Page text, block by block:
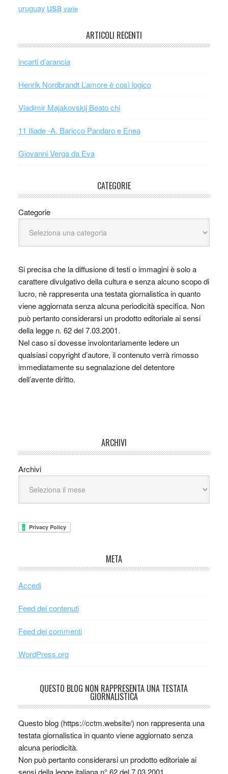
uruguay usa varie
ARTICOLI RECENTI
incarti d’arancia
Henrik Nordbrandt L’amore è così logico
Vladimir Majakovskij Beato chi
11 Iliade -A. Baricco Pandaro e Enea
Giovanni Verga da Eva
CATEGORIE
Categorie
Si precisa che la diffusione di testi o immagini è solo a
carattere divulgativo della cultura e senza alcuno scopo di
lucro, nè rappresenta una testata giornalistica in quanto
viene aggiornata senza alcuna periodicità specifica. Non
può pertanto considerarsi un prodotto editoriale ai sensi
della legge n. 62 del 7.03.2001.
Nel caso si dovesse involontariamente ledere un
qualsiasi copyright d’autore, il contenuto verrà rimosso
immediatamente su segnalazione del detentore
dell’avente diritto.
ARCHIVI
Archivi
META
Accedi
Feed dei contenuti
Feed dei commenti
WordPress.org
QUESTO BLOG NON RAPPRESENTA UNA TESTATA
GIORNALISTICA
Questo blog (https://cctm.website/) non rappresenta una
testata giornalistica in quanto viene aggiornato senza
alcuna periodicità.
Non può pertanto considerarsi un prodotto editoriale ai